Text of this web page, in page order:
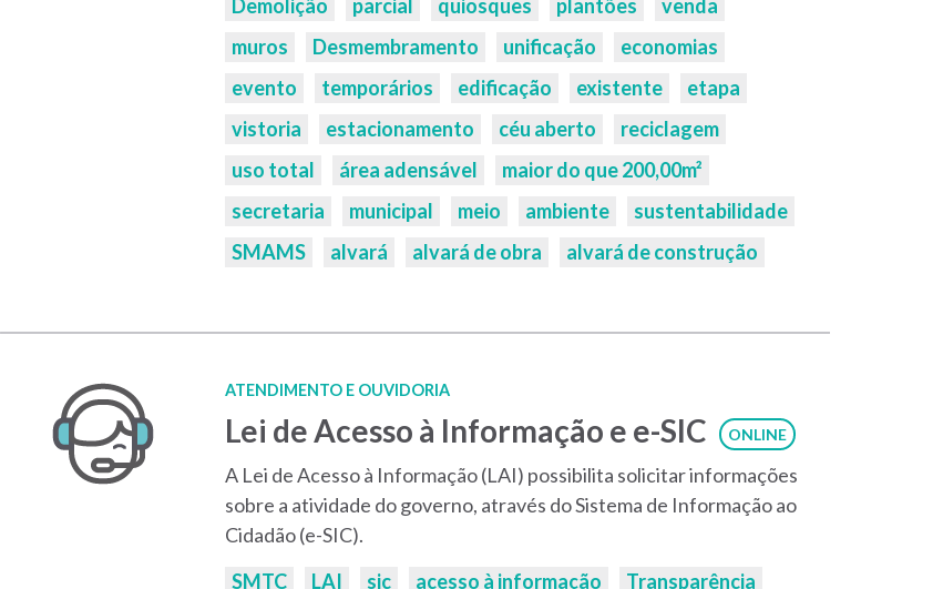
Demolição
parcial quiosques plantões
venda
muros
Desmembramento unificação
economias
evento
temporários edificação existente
etapa
vistoria
estacionamento céu aberto
reciclagem
uso total
área adensável
maior do que 200,00m²
secretaria
municipal meio ambiente
sustentabilidade
SMAMS
alvará alvará de obra alvará de construção
ATENDIMENTO E OUVIDORIA
Lei de Acesso à Informação e e-SIC ONLINE
A Lei de Acesso à Informação (LAI) possibilita solicitar informações
sobre a atividade do governo, através do Sistema de Informação ao
Cidadão (e-SIC).
Palavras-
SMTC LAI sic acesso à informação
Transparência